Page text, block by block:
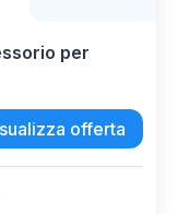
per
offerta